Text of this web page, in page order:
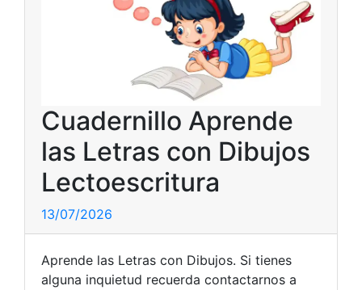
Cuadernillo Aprende
las Letras con Dibujos
Lectoescritura
13/07/2026
Aprende las Letras con Dibujos. Si tienes
alguna inquietud recuerda contactarnos a